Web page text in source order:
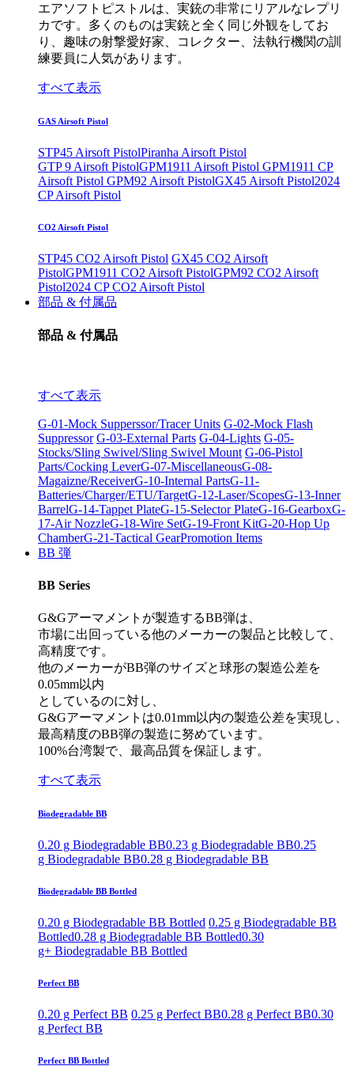
エアソフトピストルは、実銃の非常にリアルなレプリ
カです。多くのものは実銃と全く同じ外観をしてお
り、趣味の射撃愛好家、コレクター、法執行機関の訓
練要員に人気があります。
すべて表示
GAS Airsoft Pistol
STP45 Airsoft PistolPiranha Airsoft Pistol
GTP 9 Airsoft PistolGPM1911 Airsoft Pistol GPM1911 CP
Airsoft Pistol GPM92 Airsoft PistolGX45 Airsoft Pistol2024
CP Airsoft Pistol
CO2 Airsoft Pistol
STP45 CO2 Airsoft Pistol GX45 CO2 Airsoft
PistolGPM1911 CO2 Airsoft PistolGPM92 CO2 Airsoft
Pistol2024 CP CO2 Airsoft Pistol
部品 & 付属品
部品 & 付属品
すべて表示
G-01-Mock Supperssor/Tracer Units G-02-Mock Flash
Suppressor G-03-External Parts G-04-Lights G-05-
Stocks/Sling Swivel/Sling Swivel Mount G-06-Pistol
Parts/Cocking LeverG-07-MiscellaneousG-08-
Magaizne/ReceiverG-10-Internal PartsG-11-
Batteries/Charger/ETU/TargetG-12-Laser/ScopesG-13-Inner
BarrelG-14-Tappet PlateG-15-Selector PlateG-16-GearboxG-
17-Air NozzleG-18-Wire SetG-19-Front KitG-20-Hop Up
ChamberG-21-Tactical GearPromotion Items
BB 弾
BB Series
G&Gアーマメントが製造するBB弾は、
市場に出回っている他のメーカーの製品と比較して、
高精度です。
他のメーカーがBB弾のサイズと球形の製造公差を
0.05mm以内
としているのに対し、
G&Gアーマメントは0.01mm以内の製造公差を実現し、
最高精度のBB弾の製造に努めています。
100%台湾製で、最高品質を保証します。
すべて表示
Biodegradable BB
0.20 g Biodegradable BB0.23 g Biodegradable BB0.25
g Biodegradable BB0.28 g Biodegradable BB
Biodegradable BB Bottled
0.20 g Biodegradable BB Bottled 0.25 g Biodegradable BB
Bottled0.28 g Biodegradable BB Bottled0.30
g+ Biodegradable BB Bottled
Perfect BB
0.20 g Perfect BB 0.25 g Perfect BB0.28 g Perfect BB0.30
g Perfect BB
Perfect BB Bottled